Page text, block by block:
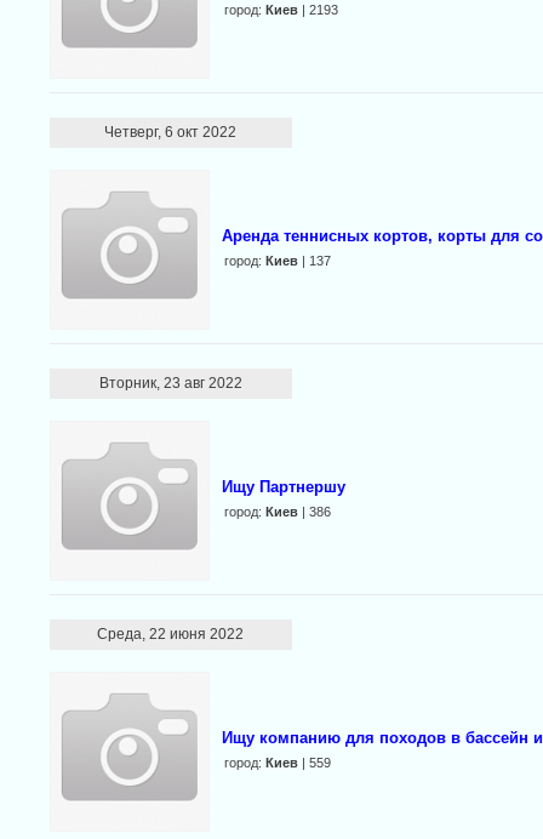
город: Киев| 2193
Четверг, 6 окт 2022
Аренда теннисных кортов, корты для
город: Киев| 137
Вторник, 23 авг 2022
Ищу Партнершу
город: Киев| 386
Среда, 22 июня 2022
Ищу компанию для походов в бассейн
город: Киев| 559